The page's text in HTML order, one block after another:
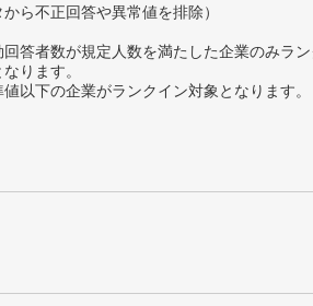
ら不正回答や異常値を排除）
答者数が規定人数を満たした企業のみラ
ります。
以下の企業がランクイン対象となります。